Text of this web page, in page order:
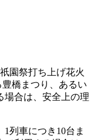
園祭打ち上げ花火
橋まつり、あるい
場合は、安全上の理
列車につき10台ま